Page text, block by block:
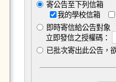
寄公告至下列信箱
我的學校信箱
即時寄信給公告對象
立即發信之授權碼：
已批次寄出此公告，